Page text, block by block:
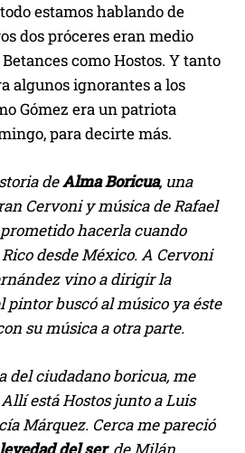
estamos hablando de
dos próceres eran medio
como Hostos. Y tanto
algunos ignorantes a los
Gómez era un patriota
para decirte más.
deAlma Boricua, una
Cervoni y música de Rafael
hacerla cuando
desde México. A Cervoni
vino a dirigir la
pintor buscó al músico ya éste
su música a otra parte.
del ciudadano boricua, me
está Hostos junto a Luis
Márquez. Cerca me pareció